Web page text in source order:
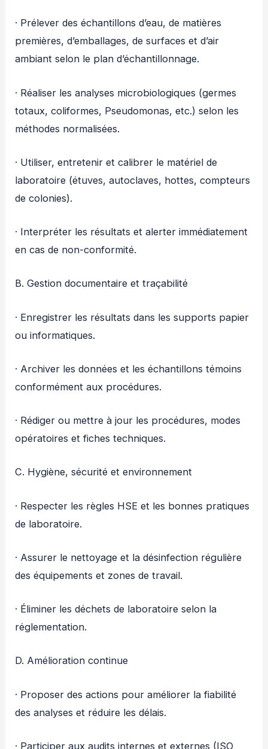
· Prélever des échantillons d’eau, de matières
premières, d’emballages, de surfaces et d’air
ambiant selon le plan d’échantillonnage.
· Réaliser les analyses microbiologiques (germes
totaux, coliformes, Pseudomonas, etc.) selon les
méthodes normalisées.
· Utiliser, entretenir et calibrer le matériel de
laboratoire (étuves, autoclaves, hottes, compteurs
de colonies).
· Interpréter les résultats et alerter immédiatement
en cas de non-conformité.
B. Gestion documentaire et traçabilité
· Enregistrer les résultats dans les supports papier
ou informatiques.
· Archiver les données et les échantillons témoins
conformément aux procédures.
· Rédiger ou mettre à jour les procédures, modes
opératoires et fiches techniques.
C. Hygiène, sécurité et environnement
· Respecter les règles HSE et les bonnes pratiques
de laboratoire.
· Assurer le nettoyage et la désinfection régulière
des équipements et zones de travail.
· Éliminer les déchets de laboratoire selon la
réglementation.
D. Amélioration continue
· Proposer des actions pour améliorer la fiabilité
des analyses et réduire les délais.
· Participer aux audits internes et externes (ISO